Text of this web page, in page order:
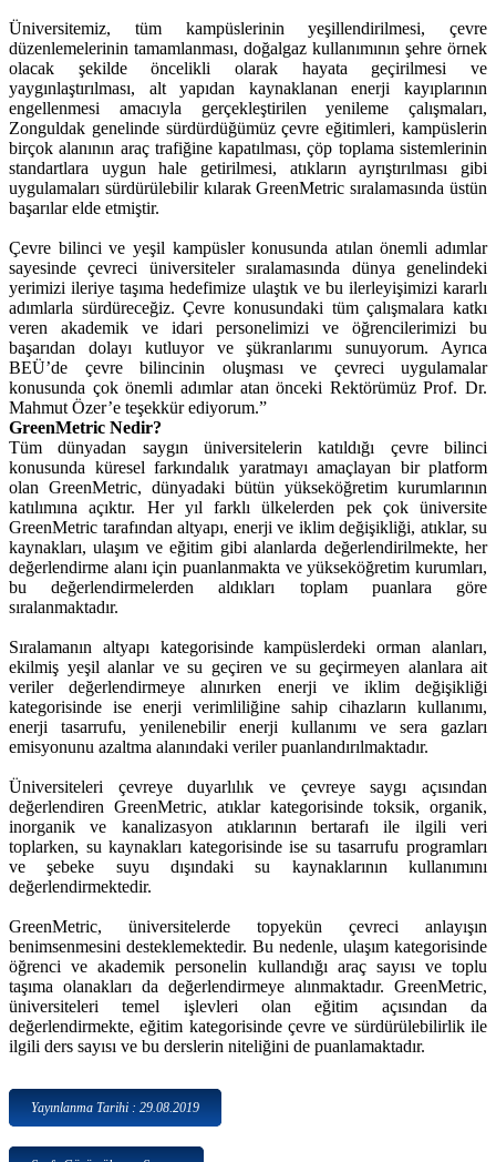
Üniversitemiz, tüm kampüslerinin yeşillendirilmesi, çevre
düzenlemelerinin tamamlanması, doğalgaz kullanımının şehre örnek
olacak şekilde öncelikli olarak hayata geçirilmesi ve
yaygınlaştırılması, alt yapıdan kaynaklanan enerji kayıplarının
engellenmesi amacıyla gerçekleştirilen yenileme çalışmaları,
Zonguldak genelinde sürdürdüğümüz çevre eğitimleri, kampüslerin
birçok alanının araç trafiğine kapatılması, çöp toplama sistemlerinin
standartlara uygun hale getirilmesi, atıkların ayrıştırılması gibi
uygulamaları sürdürülebilir kılarak GreenMetric sıralamasında üstün
başarılar elde etmiştir.
Çevre bilinci ve yeşil kampüsler konusunda atılan önemli adımlar
sayesinde çevreci üniversiteler sıralamasında dünya genelindeki
yerimizi ileriye taşıma hedefimize ulaştık ve bu ilerleyişimizi kararlı
adımlarla sürdüreceğiz. Çevre konusundaki tüm çalışmalara katkı
veren akademik ve idari personelimizi ve öğrencilerimizi bu
başarıdan dolayı kutluyor ve şükranlarımı sunuyorum. Ayrıca
BEÜ’de çevre bilincinin oluşması ve çevreci uygulamalar
konusunda çok önemli adımlar atan önceki Rektörümüz Prof. Dr.
Mahmut Özer’e teşekkür ediyorum.”
GreenMetric Nedir?
Tüm dünyadan saygın üniversitelerin katıldığı çevre bilinci
konusunda küresel farkındalık yaratmayı amaçlayan bir platform
olan GreenMetric, dünyadaki bütün yükseköğretim kurumlarının
katılımına açıktır. Her yıl farklı ülkelerden pek çok üniversite
GreenMetric tarafından altyapı, enerji ve iklim değişikliği, atıklar, su
kaynakları, ulaşım ve eğitim gibi alanlarda değerlendirilmekte, her
değerlendirme alanı için puanlanmakta ve yükseköğretim kurumları,
bu değerlendirmelerden aldıkları toplam puanlara göre
sıralanmaktadır.
Sıralamanın altyapı kategorisinde kampüslerdeki orman alanları,
ekilmiş yeşil alanlar ve su geçiren ve su geçirmeyen alanlara ait
veriler değerlendirmeye alınırken enerji ve iklim değişikliği
kategorisinde ise enerji verimliliğine sahip cihazların kullanımı,
enerji tasarrufu, yenilenebilir enerji kullanımı ve sera gazları
emisyonunu azaltma alanındaki veriler puanlandırılmaktadır.
Üniversiteleri çevreye duyarlılık ve çevreye saygı açısından
değerlendiren GreenMetric, atıklar kategorisinde toksik, organik,
inorganik ve kanalizasyon atıklarının bertarafı ile ilgili veri
toplarken, su kaynakları kategorisinde ise su tasarrufu programları
ve şebeke suyu dışındaki su kaynaklarının kullanımını
değerlendirmektedir.
GreenMetric, üniversitelerde topyekün çevreci anlayışın
benimsenmesini desteklemektedir. Bu nedenle, ulaşım kategorisinde
öğrenci ve akademik personelin kullandığı araç sayısı ve toplu
taşıma olanakları da değerlendirmeye alınmaktadır. GreenMetric,
üniversiteleri temel işlevleri olan eğitim açısından da
değerlendirmekte, eğitim kategorisinde çevre ve sürdürülebilirlik ile
ilgili ders sayısı ve bu derslerin niteliğini de puanlamaktadır.
Yayınlanma Tarihi : 29.08.2019